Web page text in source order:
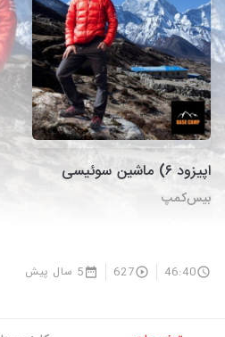
اپیزود ۶) ماشین سوئیسی
بیس‌کمپ
46:40
627 5 سال پیش